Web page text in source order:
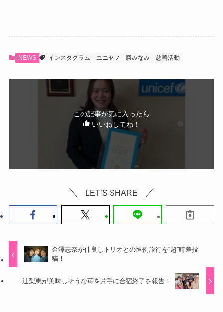
NEWS インスタグラム ユニセフ 勝みなみ 慈善活動
この記事が気に入ったら
いいねしてね！
LET’S SHARE
金澤志奈が仲良しトリオとの恒例旅行を“超”時差投
稿！
辻梨恵が美味しそうな苺を片手に合宿終了を報告！